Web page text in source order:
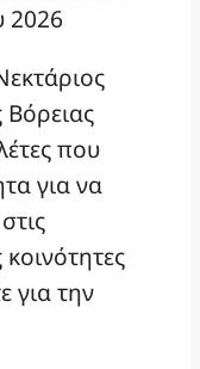
2026
Βόρειας
που
για να
για την